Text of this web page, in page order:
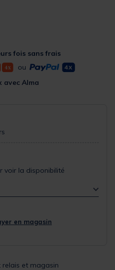
fois sans frais
ou
avec Alma
voir la disponibilité
en magasin
et magasin